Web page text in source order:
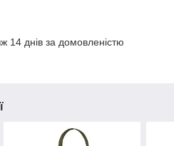
14 днів за домовленістю